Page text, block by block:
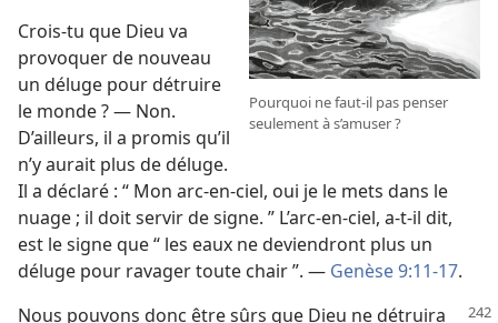
Pourquoi ne faut-​il pas penser
seulement à s’amuser ?
Crois-​tu que Dieu va
provoquer de nouveau
un déluge pour détruire
le monde ? — Non.
D’ailleurs, il a promis qu’il
n’y aurait plus de déluge.
Il a déclaré : “ Mon arc-en-ciel, oui je le mets dans le
nuage ; il doit servir de signe. ” L’arc-en-ciel, a-​t-​il dit,
est le signe que “ les eaux ne deviendront plus un
déluge pour ravager toute chair ”. — Genèse 9:11-17.
Nous pouvons donc être sûrs que Dieu ne détruira